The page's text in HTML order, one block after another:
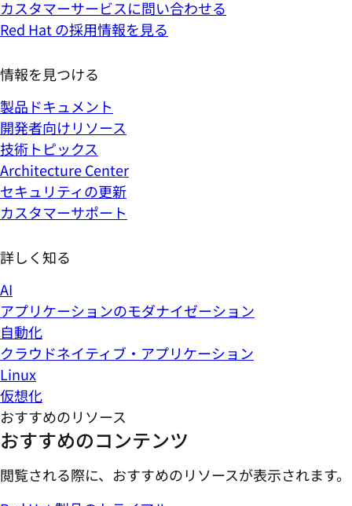
カスタマーサービスに問い合わせる
Red Hat の採用情報を見る
情報を見つける
製品ドキュメント
開発者向けリソース
技術トピックス
Architecture Center
セキュリティの更新
カスタマーサポート
詳しく知る
AI
アプリケーションのモダナイゼーション
自動化
クラウドネイティブ・アプリケーション
Linux
仮想化
おすすめのリソース
おすすめのコンテンツ
閲覧される際に、おすすめのリソースが表示されます。